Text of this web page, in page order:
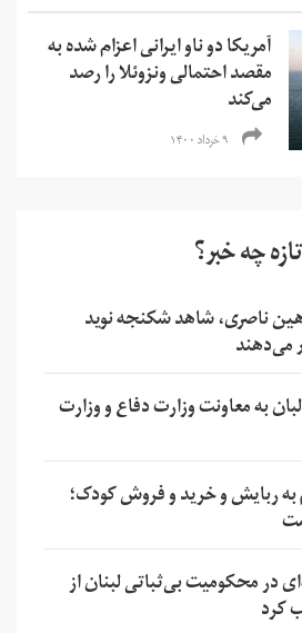
آمریکا دو ناو ایرانی اعزام شده به‌
مقصد احتمالی ونزوئلا را رصد
می‌کند
۹ خرداد ۱۴۰۰
تازه چه خبر؟
ناصری، شاهد شکنجه نوید
می‌دهند
به معاونت وزارت دفاع و وزارت
ربایش و خرید و فروش کودک؛
در محکومیت بی‌ثباتی لبنان از
کرد